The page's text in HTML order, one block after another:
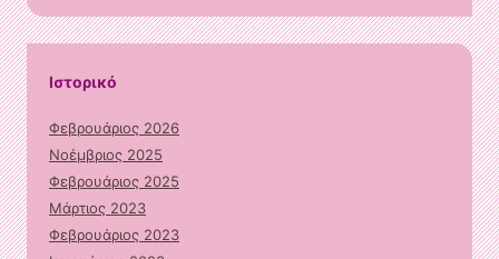
Ιστορικό
Φεβρουάριος 2026
Νοέμβριος 2025
Φεβρουάριος 2025
Μάρτιος 2023
Φεβρουάριος 2023